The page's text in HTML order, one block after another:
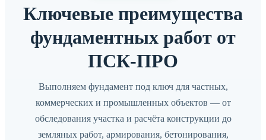
Ключевые преимущества
фундаментных работ от
ПСК-ПРО
Выполняем фундамент под ключ для частных,
коммерческих и промышленных объектов — от
обследования участка и расчёта конструкции до
земляных работ, армирования, бетонирования,